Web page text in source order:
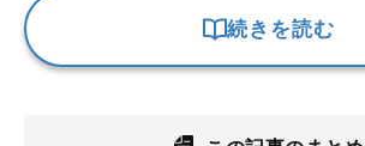
続きを読む